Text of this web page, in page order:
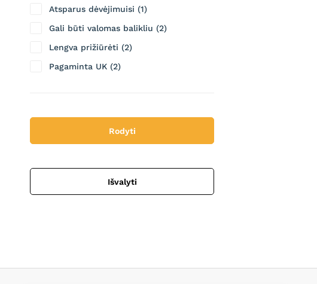
Atsparus dėvėjimuisi
1
Gali būti valomas balikliu
2
Lengva prižiūrėti
2
Pagaminta UK
2
Rodyti
Išvalyti